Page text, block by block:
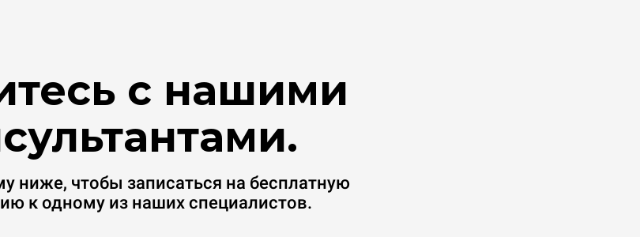
с нашими
ниже, чтобы записаться на бесплатную
к одному из наших специалистов.